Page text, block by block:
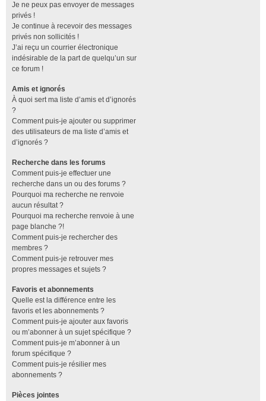
Je ne peux pas envoyer de messages
privés !
Je continue à recevoir des messages
privés non sollicités !
J’ai reçu un courrier électronique
indésirable de la part de quelqu’un sur
ce forum !
Amis et ignorés
À quoi sert ma liste d’amis et d’ignorés
?
Comment puis-je ajouter ou supprimer
des utilisateurs de ma liste d’amis et
d’ignorés ?
Recherche dans les forums
Comment puis-je effectuer une
recherche dans un ou des forums ?
Pourquoi ma recherche ne renvoie
aucun résultat ?
Pourquoi ma recherche renvoie à une
page blanche ?!
Comment puis-je rechercher des
membres ?
Comment puis-je retrouver mes
propres messages et sujets ?
Favoris et abonnements
Quelle est la différence entre les
favoris et les abonnements ?
Comment puis-je ajouter aux favoris
ou m’abonner à un sujet spécifique ?
Comment puis-je m’abonner à un
forum spécifique ?
Comment puis-je résilier mes
abonnements ?
Pièces jointes